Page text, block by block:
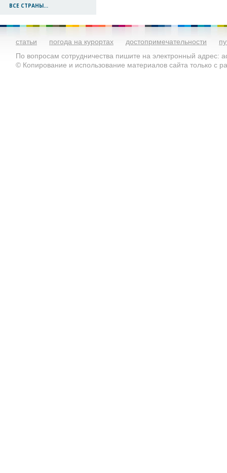
ВСЕ СТРАНЫ...
статьи погода на курортах достопримечательности
По вопросам сотрудничества пишите на электронный адрес:
© Копирование и использование материалов сайта только с